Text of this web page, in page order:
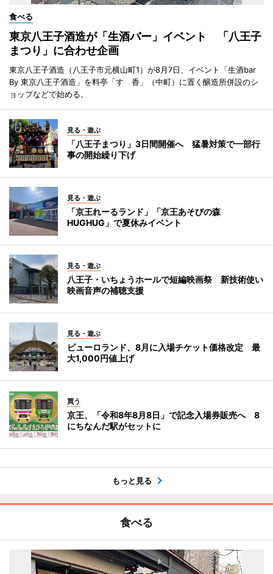
食べる
東京八王子酒造が「生酒バー」イベント 「八王子
まつり」に合わせ企画
東京八王子酒造（八王子市元横山町1）が8月7日、イベント「生酒bar
By 東京八王子酒造」を料亭「すゞ香」（中町）に置く醸造所併設のシ
ョップなどで始める。
見る・遊ぶ
「八王子まつり」3日間開催へ 猛暑対策で一部行
事の開始繰り下げ
見る・遊ぶ
「京王れーるランド」「京王あそびの森
HUGHUG」で夏休みイベント
見る・遊ぶ
八王子・いちょうホールで短編映画祭 新技術使い
映画音声の補聴支援
見る・遊ぶ
ピューロランド、8月に入場チケット価格改定 最
大1,000円値上げ
買う
京王、「令和8年8月8日」で記念入場券販売へ 8
にちなんだ駅がセットに
もっと見る
食べる